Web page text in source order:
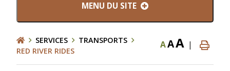
MENU DU SITE
SERVICES
TRANSPORTS
RED RIVER RIDES
AAA |